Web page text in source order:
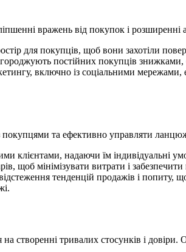
вражень від покупок і розширенні
для покупців, щоб вони захотіли
постійних покупців
включно із соціальними
та ефективно управляти
клієнтами, надаючи їм індивідуальні
щоб мінімізувати витрати і
тенденцій продажів і
тривалих стосунків і довіри.